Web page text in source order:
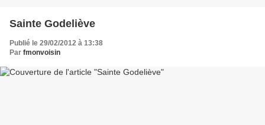
Sainte Godeliève
Publié le 29/02/2012 à 13:38
Par fmonvoisin